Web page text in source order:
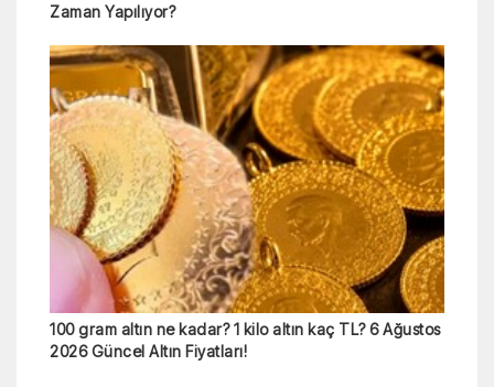
Zaman Yapılıyor?
100 gram altın ne kadar? 1 kilo altın kaç TL? 6 Ağustos
2026 Güncel Altın Fiyatları!